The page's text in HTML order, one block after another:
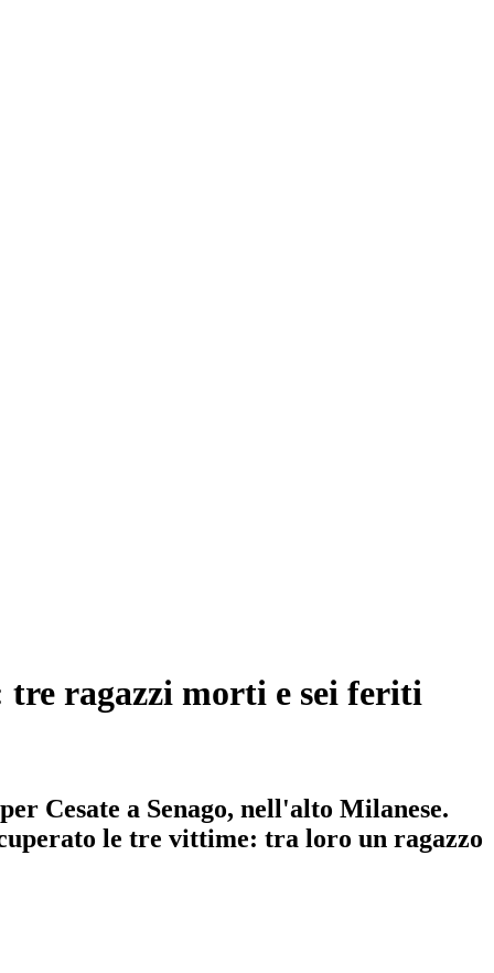
tre ragazzi morti e sei feriti
Cesate a Senago, nell'alto Milanese.
le tre vittime: tra loro un ragazzo